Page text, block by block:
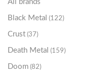
All brands
Black Metal (122)
Crust (37)
Death Metal (159)
Doom (82)